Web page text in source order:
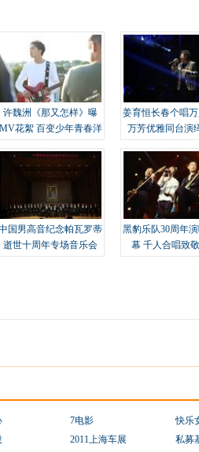
许魏洲《那又怎样》曝
MV花絮 百变少年青春洋
姜育恒长春个唱
万芳优雅同台演
国男高音纪念帕瓦罗蒂
逝世十周年专场音乐会
黑豹乐队30周年
幕 千人合唱致
7电影
快乐
2011上海车展
私募